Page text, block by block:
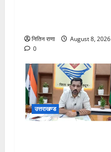
नितिन राणा
August 8, 2026
0
उत्तराखण्ड